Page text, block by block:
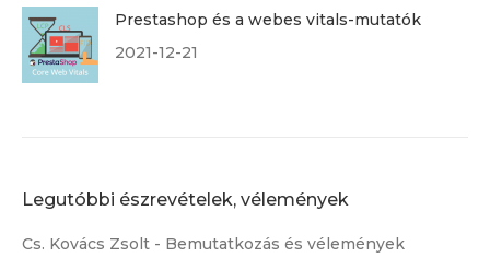
Prestashop és a webes vitals-mutatók
2021-12-21
Legutóbbi észrevételek, vélemények
Cs. Kovács Zsolt - Bemutatkozás és vélemények